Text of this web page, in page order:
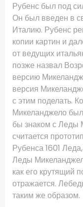
Рубенс был под
Он был введен в
Италию. Рубенс
копии картин и
от ведущих
позже назвал
версию
версия
с этим поделать.
Микеланджело
бы знаком с Леды
считается
Рубенса 1601
Леды
как его крутящий
отражается.
таким же образом.